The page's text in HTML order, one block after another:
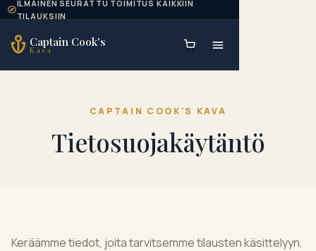
Skip to content
ILMAINEN SEURATTU TOIMITUS KAIKKIIN
TILAUKSIIN
Captain Cook's
Kava
CAPTAIN COOK'S KAVA
Tietosuojakäytäntö
Keräämme tiedot, joita tarvitsemme tilausten käsittelyyn,